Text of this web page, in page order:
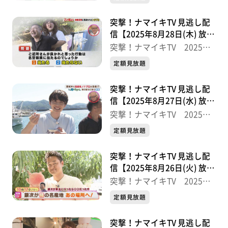
突撃！ナマイキTV 見逃し配
信【2025年8月28日(木) 放送
分】
突撃！ナマイキTV 2025後
半
定額見放題
突撃！ナマイキTV 見逃し配
信【2025年8月27日(水) 放送
分】
突撃！ナマイキTV 2025後
半
定額見放題
突撃！ナマイキTV 見逃し配
信【2025年8月26日(火) 放送
分】
突撃！ナマイキTV 2025後
半
定額見放題
突撃！ナマイキTV 見逃し配